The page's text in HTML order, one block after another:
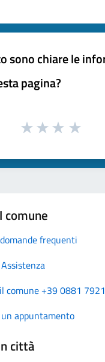
sono chiare le
pagina?
comune
frequenti
comune +39 0881
appuntamento
città